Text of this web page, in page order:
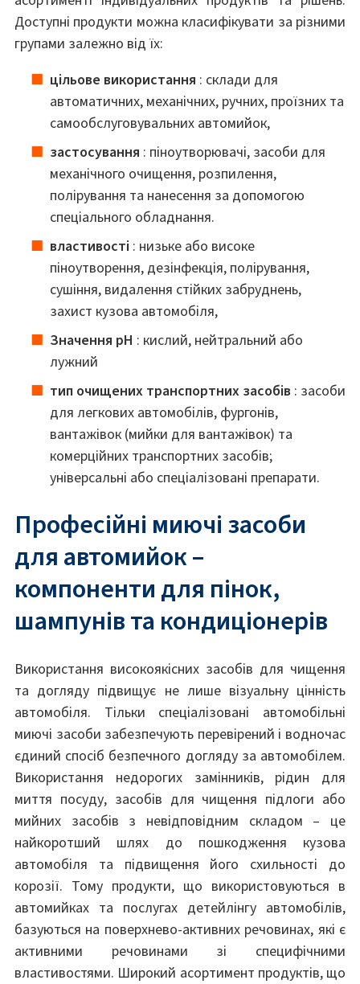
Доступні продукти можна класифікувати за різними
групами залежно від їх:
цільове використання : склади для
автоматичних, механічних, ручних, проїзних та
самообслуговувальних автомийок,
застосування : піноутворювачі, засоби для
механічного очищення, розпилення,
полірування та нанесення за допомогою
спеціального обладнання.
властивості: низьке або високе
піноутворення, дезінфекція, полірування,
сушіння, видалення стійких забруднень,
захист кузова автомобіля,
Значення pH : кислий, нейтральний або
лужний
тип очищених транспортних засобів : засоби
для легкових автомобілів, фургонів,
вантажівок (мийки для вантажівок) та
комерційних транспортних засобів;
універсальні або спеціалізовані препарати.
Професійні миючі засоби
для автомийок –
компоненти для пінок,
шампунів та кондиціонерів
Використання високоякісних засобів для чищення
та догляду підвищує не лише візуальну цінність
автомобіля. Тільки спеціалізовані автомобільні
миючі засоби забезпечують перевірений і водночас
єдиний спосіб безпечного догляду за автомобілем.
Використання недорогих замінників, рідин для
миття посуду, засобів для чищення підлоги або
мийних засобів з невідповідним складом – це
найкоротший шлях до пошкодження кузова
автомобіля та підвищення його схильності до
корозії. Тому продукти, що використовуються в
автомийках та послугах детейлінгу автомобілів,
базуються на поверхнево-активних речовинах, які є
активними речовинами зі специфічними
властивостями. Широкий асортимент продуктів, що